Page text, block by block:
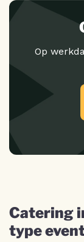
Op
Catering
type